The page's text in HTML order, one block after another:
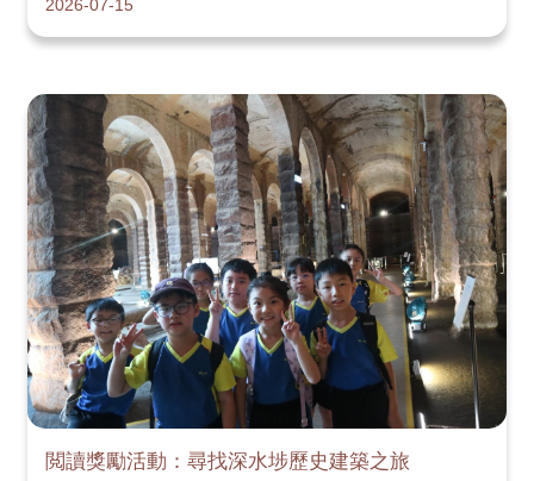
2026-07-15
閲讀獎勵活動：尋找深水埗歷史建築之旅